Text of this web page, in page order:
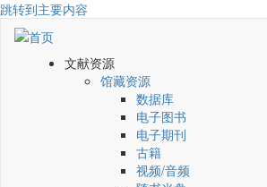
跳转到主要内容
文献资源
馆藏资源
数据库
电子图书
电子期刊
古籍
视频/音频